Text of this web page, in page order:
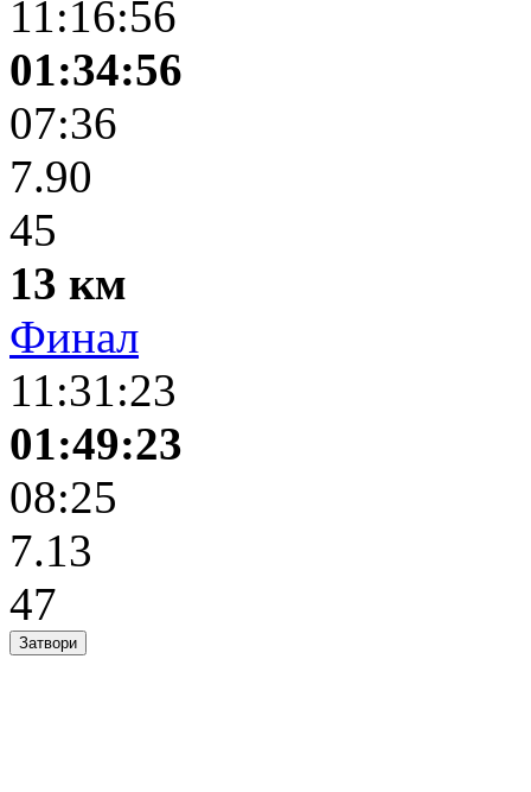
11:16:56
01:34:56
07:36
7.90
45
13 км
Финал
11:31:23
01:49:23
08:25
7.13
47
Затвори